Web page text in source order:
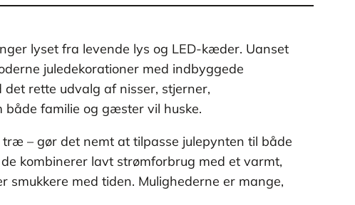
lyset fra levende lys og LED-kæder. Uanset
juledekorationer med indbyggede
rette udvalg af nisser, stjerner,
familie og gæster vil huske.
– gør det nemt at tilpasse julepynten til både
kombinerer lavt strømforbrug med et varmt,
med tiden. Mulighederne er mange,